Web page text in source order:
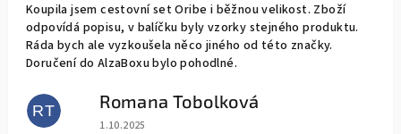
Koupila jsem cestovní set Oribe i běžnou velikost. Zboží
odpovídá popisu, v balíčku byly vzorky stejného produktu.
Ráda bych ale vyzkoušela něco jiného od této značky.
Doručení do AlzaBoxu bylo pohodlné.
RT Romana Tobolková
Hodnocení obchodu je 5 z 5 hvězdiček.
1.10.2025